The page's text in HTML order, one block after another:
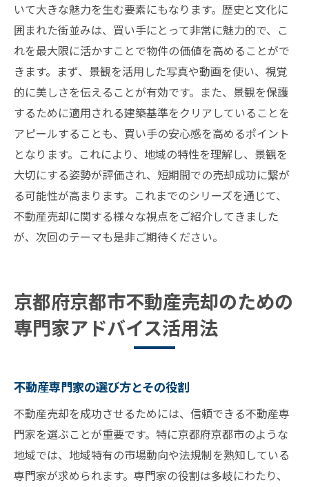
いて大きな魅力を生む要素にもなります。歴史と文化に
囲まれた街並みは、買い手にとって非常に魅力的で、こ
れを最大限に活かすことで物件の価値を高めることがで
きます。まず、景観を活用した写真や動画を使い、視覚
的に美しさを伝えることが有効です。また、景観を保護
するために適用される建築基準をクリアしていることを
アピールすることも、買い手の安心感を高めるポイント
となります。これにより、地域の特性を理解し、景観を
大切にする姿勢が評価され、短期間での売却成功に繋が
る可能性が高まります。これまでのシリーズを通じて、
不動産売却に関する様々な視点をご紹介してきました
が、次回のテーマも是非ご期待ください。
京都府京都市不動産売却のための
専門家アドバイス活用法
不動産専門家の選び方とその役割
不動産売却を成功させるためには、信頼できる不動産専
門家を選ぶことが重要です。特に京都府京都市のような
地域では、地域特有の市場動向や法規制を熟知している
専門家が求められます。専門家の役割は多岐にわたり、